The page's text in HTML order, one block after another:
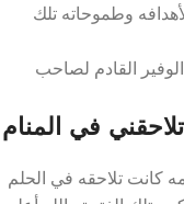
وطموحاته تلك
القادم لصاحب
في المنام
كانت تلاحقه في الحلم